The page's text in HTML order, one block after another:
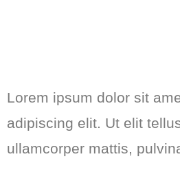
Lorem ipsum dolor sit
adipiscing elit. Ut elit
ullamcorper mattis,